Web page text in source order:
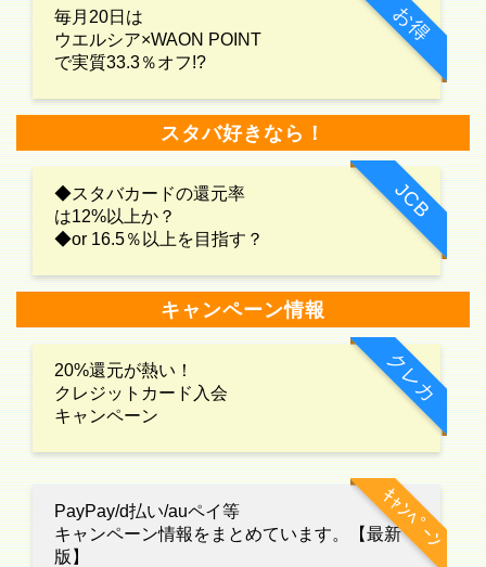
お得
毎月20日は
ウエルシア×WAON POINT
で実質33.3％オフ!?
スタバ好きなら！
JCB
◆スタバカードの還元率
は12%以上か？
◆or 16.5％以上を目指す？
キャンペーン情報
クレカ
20%還元が熱い！
クレジットカード入会
キャンペーン
ｷｬﾝﾍﾟｰﾝ
PayPay/d払い/auペイ等
キャンペーン情報をまとめています。【最新
版】